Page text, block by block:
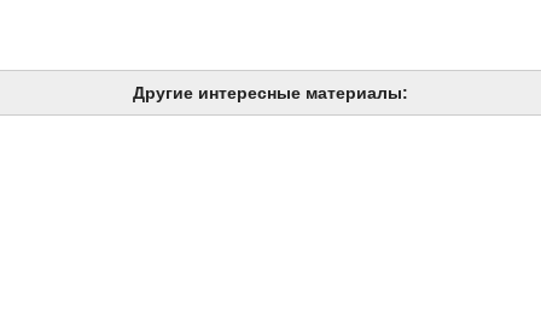
Другие интересные материалы: